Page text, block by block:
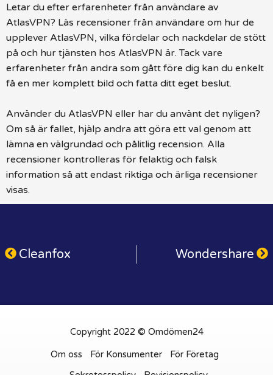
Letar du efter erfarenheter från användare av
AtlasVPN? Läs recensioner från användare om hur de
upplever AtlasVPN, vilka fördelar och nackdelar de stött
på och hur tjänsten hos AtlasVPN är. Tack vare
erfarenheter från andra som gått före dig kan du enkelt
få en mer komplett bild och fatta ditt eget beslut.
Använder du AtlasVPN eller har du använt det nyligen?
Om så är fallet, hjälp andra att göra ett val genom att
lämna en välgrundad och pålitlig recension. Alla
recensioner kontrolleras för felaktig och falsk
information så att endast riktiga och ärliga recensioner
visas.
Cleanfox Wondershare
Copyright 2022 © Omdömen24
Om oss För Konsumenter
För Företag